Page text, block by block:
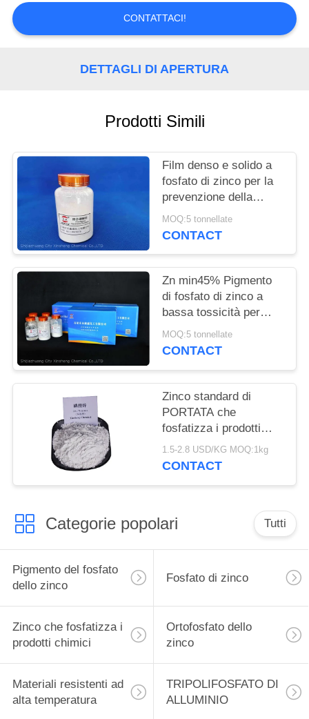
UN
PREVENTIVO
PRIVACY
POLICY
CONTATTACI!
DETTAGLI DI APERTURA
Prodotti Simili
Film denso e solido a
fosfato di zinco per la
prevenzione della
corrosione dei metalli e
per il ritardatore di
MOQ:5 tonnellate
CONTACT
Zn min45% Pigmento
di fosfato di zinco a
bassa tossicità per
soluzioni anticorrosive
ecologiche
MOQ:5 tonnellate
CONTACT
Zinco standard di
PORTATA che
fosfatizza i prodotti
chimici, inibitore di
corrosione del fosfato
1.5-2.8 USD/KG MOQ:1kg
CONTACT
Categorie popolari Tutti
Pigmento del fosfato
dello zinco
Fosfato di zinco
Zinco che fosfatizza i
prodotti chimici
Ortofosfato dello
zinco
Materiali resistenti ad
alta temperatura
TRIPOLIFOSFATO DI
ALLUMINIO